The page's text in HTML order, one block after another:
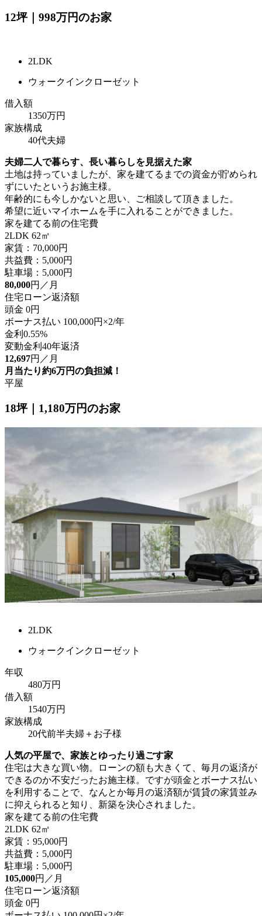
12坪｜998万円のお家
2LDK
ウォークインクローゼット
借入額
1350万円
家族構成
40代夫婦
夫婦二人で暮らす、長い暮らしを見据えた家
土地は持っていましたが、家を建てるまでの資金が貯められ
ずにいたというお施主様。
年齢的にも今しかないと思い、ご相談して頂きました。
希望に近いマイホームを手に入れることができました。
家を建てる前の住宅費
2LDK 62㎡
家賃：70,000円
共益費：5,000円
駐車場：5,000円
80,000円／月
住宅ローン返済額
頭金 0円
ボーナス払い 100,000円×2/年
金利0.55%
変動金利40年返済
12,697円／月
月当たり約6万円の負担減！
平屋
18坪｜1,180万円のお家
2LDK
ウォークインクローゼット
年収
480万円
借入額
1540万円
家族構成
20代前半夫婦＋お子様
人気の平屋で、家族とゆったり過ごす家
住宅は大きな買い物。ローンの額も大きくて、毎月の返済が
できるのか不安だったお施主様。ですが頭金とボーナス払い
を利用することで、なんとか毎月の返済額が賃貸の家賃並み
に抑えられると知り、新築を決心されました。
家を建てる前の住宅費
2LDK 62㎡
家賃：95,000円
共益費：5,000円
駐車場：5,000円
105,000円／月
住宅ローン返済額
頭金 0円